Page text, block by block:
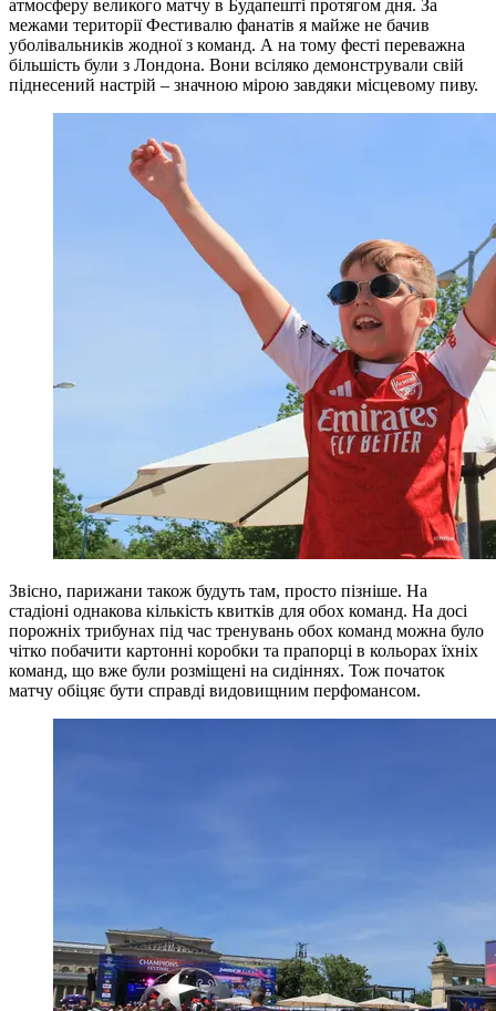
атмосферу великого матчу в Будапешті протягом дня. За
межами території Фестивалю фанатів я майже не бачив
уболівальників жодної з команд. А на тому фесті переважна
більшість були з Лондона. Вони всіляко демонстрували свій
піднесений настрій – значною мірою завдяки місцевому пиву.
Звісно, ​​парижани також будуть там, просто пізніше. На
стадіоні однакова кількість квитків для обох команд. На досі
порожніх трибунах під час тренувань обох команд можна було
чітко побачити картонні коробки та прапорці в кольорах їхніх
команд, що вже були розміщені на сидіннях. Тож початок
матчу обіцяє бути справді видовищним перфомансом.